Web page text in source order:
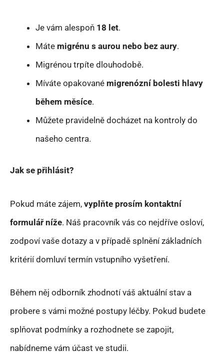
Je vám alespoň 18 let.
Máte migrénu s aurou nebo bez aury.
Migrénou trpíte dlouhodobě.
Míváte opakované migrenózní bolesti hlavy
během měsíce.
Můžete pravidelně docházet na kontroly do
našeho centra.
Jak se přihlásit?
Pokud máte zájem, vyplňte prosím kontaktní
formulář níže. Náš pracovník vás co nejdříve osloví,
zodpoví vaše dotazy a v případě splnění základních
kritérií domluví termín vstupního vyšetření.
Během něj odborník zhodnotí váš aktuální stav a
probere s vámi možné postupy léčby. Pokud budete
splňovat podmínky a rozhodnete se zapojit,
nabídneme vám účast ve studii.